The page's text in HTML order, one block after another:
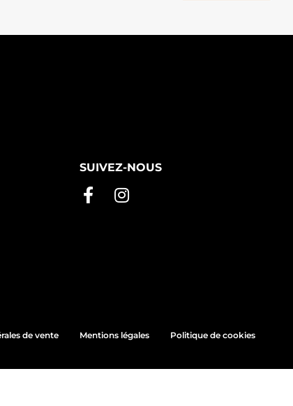
SUIVEZ-NOUS
de vente Mentions légales Politique de cookies